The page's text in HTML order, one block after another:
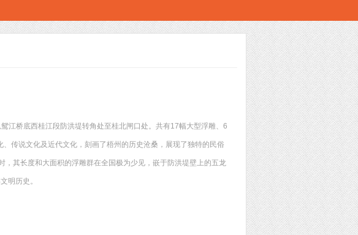
江桥底西桂江段防洪堤转角处至桂北闸口处。共有17幅大型浮雕、6
传说文化及近代文化，刻画了梧州的历史沧桑，展现了独特的民俗
其长度和大面积的浮雕群在全国极为少见，嵌于防洪堤壁上的五龙
明历史。